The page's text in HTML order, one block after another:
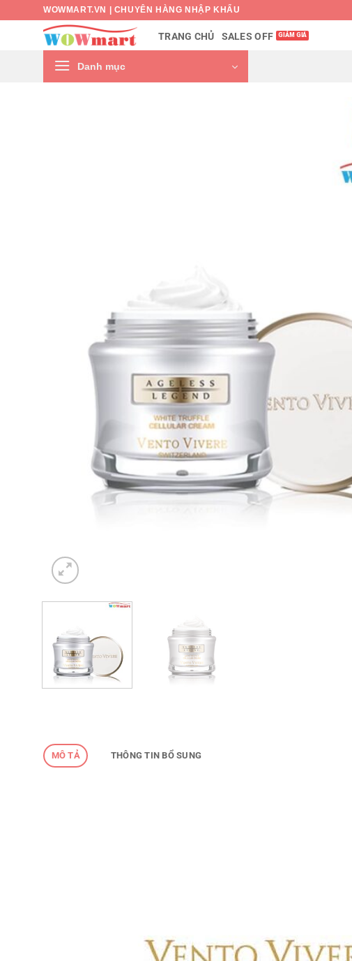
WOWMART.VN | CHUYÊN HÀNG NHẬP KHẨU
TRANG CHỦ SALES OFF
Danh mục
MÔ TẢ THÔNG TIN BỔ SUNG